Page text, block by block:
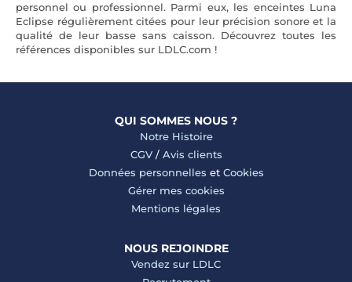
personnel ou professionnel. Parmi eux, les enceintes Luna
Eclipse régulièrement citées pour leur précision sonore et la
qualité de leur basse sans caisson. Découvrez toutes les
références disponibles sur LDLC.com !
QUI SOMMES NOUS ?
Notre Histoire
CGV/ Avis clients
Données personnelles et Cookies
Gérer mes cookies
Mentions légales
NOUS REJOINDRE
Vendez sur LDLC